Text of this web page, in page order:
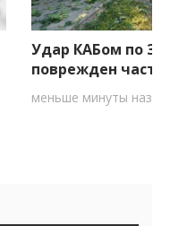
Удар КАБом по
поврежден
меньше минуты назад